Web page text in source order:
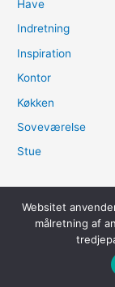
Have
Indretning
Inspiration
Kontor
Køkken
Soveværelse
Stue
Copyright © 2026 |
Websitet
målretning af